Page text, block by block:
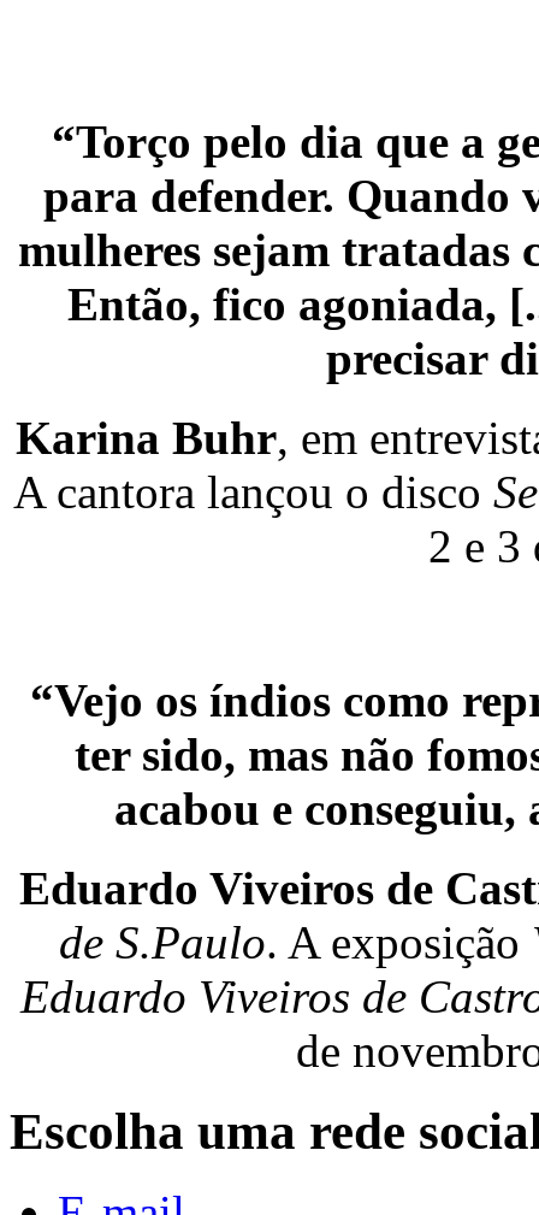
“Torço pelo dia que a
para defender. Quando
mulheres sejam tratadas
Então, fico agoniada,
precisar
Karina Buhr, em
A cantora lançou o disco
2 e 3
“Vejo os índios como
ter sido, mas não
acabou e
Eduardo Viveiros de
de S.Paulo. A exposição
Eduardo Viveiros de
de
Escolha uma rede